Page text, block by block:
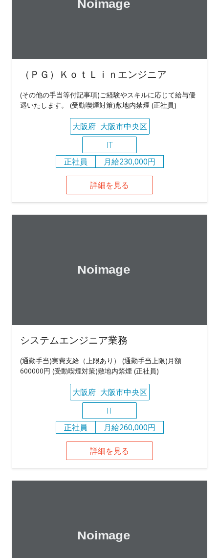
（ＰＧ）ＫｏｔＬｉｎエンジニア
(その他の手当等付記事項)ご経験やスキルに応じて給与優
遇いたします。 (受動喫煙対策)敷地内禁煙 (正社員)
大阪府 大阪市中央区
IT
正社員
月給230,000円
詳細を見る
システムエンジニア業務
(通勤手当)実費支給（上限あり） (通勤手当上限)月額
600000円 (受動喫煙対策)敷地内禁煙 (正社員)
大阪府 大阪市中央区
IT
正社員
月給260,000円
詳細を見る